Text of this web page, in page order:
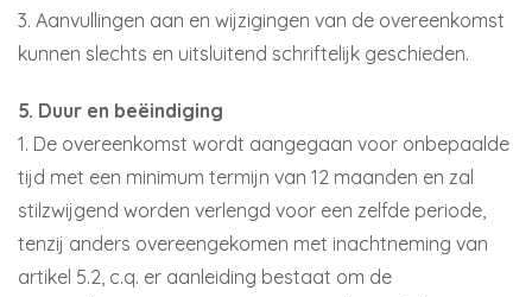
3. Aanvullingen aan en wijzigingen van de overeenkomst
kunnen slechts en uitsluitend schriftelijk geschieden.
5. Duur en beëindiging
1. De overeenkomst wordt aangegaan voor onbepaalde
tijd met een minimum termijn van 12 maanden en zal
stilzwijgend worden verlengd voor een zelfde periode,
tenzij anders overeengekomen met inachtneming van
artikel 5.2, c.q. er aanleiding bestaat om de